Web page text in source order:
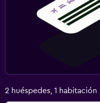
2 huéspedes, 1 habitación